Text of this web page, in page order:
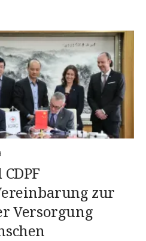
zur
Versorgung